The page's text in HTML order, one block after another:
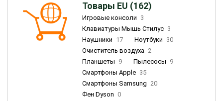
Товары EU (162)
Игровые консоли 3
Клавиатуры Мышь Стилус 3
Наушники 17 Ноутбуки 30
Очиститель воздуха 2
Планшеты 9 Пылесосы 9
Смартфоны Apple 35
Смартфоны Samsung 20
Фен Dyson 0